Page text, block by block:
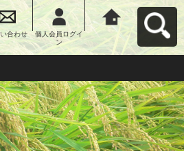
合わせ
個人会員ログイ
ン
さいたま市 食育
なびへ戻る